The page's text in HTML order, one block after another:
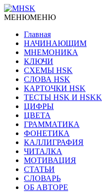
МЕНЮМЕНЮ
Главная
НАЧИНАЮЩИМ
МНЕМОНИКА
КЛЮЧИ
СХЕМЫ HSK
СЛОВА HSK
КАРТОЧКИ HSK
ТЕСТЫ HSK И HSKK
ЦИФРЫ
ЦВЕТА
ГРАММАТИКА
ФОНЕТИКА
КАЛЛИГРАФИЯ
ЧИТАЛКА
МОТИВАЦИЯ
СТАТЬИ
СЛОВАРЬ
ОБ АВТОРЕ